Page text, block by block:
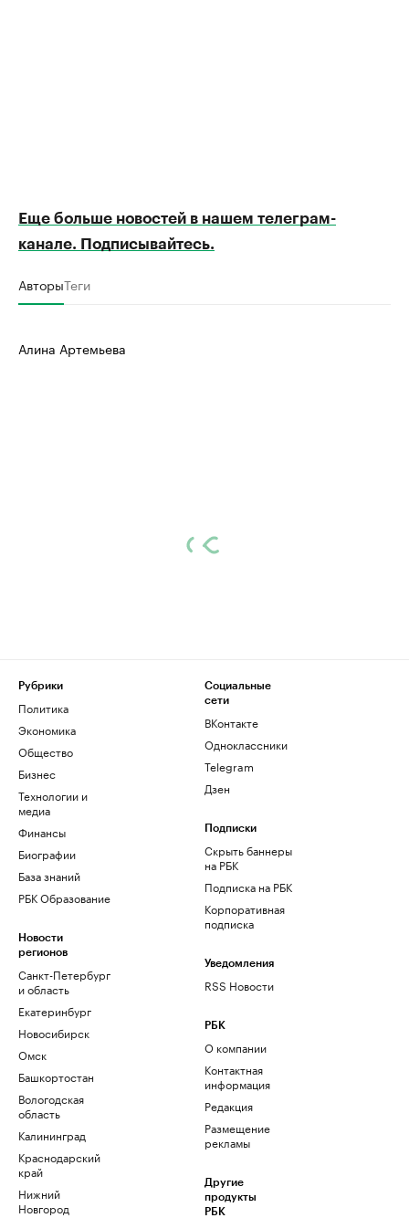
Еще больше новостей в нашем телеграм-
канале. Подписывайтесь.
АвторыТеги
Алина Артемьева
Рубрики
Политика
Экономика
Общество
Бизнес
Технологии и
медиа
Финансы
Биографии
База знаний
РБК Образование
Новости
регионов
Санкт-Петербург
и область
Екатеринбург
Новосибирск
Омск
Башкортостан
Вологодская
область
Калининград
Краснодарский
край
Нижний
Новгород
Социальные
сети
ВКонтакте
Одноклассники
Telegram
Дзен
Подписки
Скрыть баннеры
на РБК
Подписка на РБК
Корпоративная
подписка
Уведомления
RSS Новости
РБК
О компании
Контактная
информация
Редакция
Размещение
рекламы
Другие
продукты
РБК